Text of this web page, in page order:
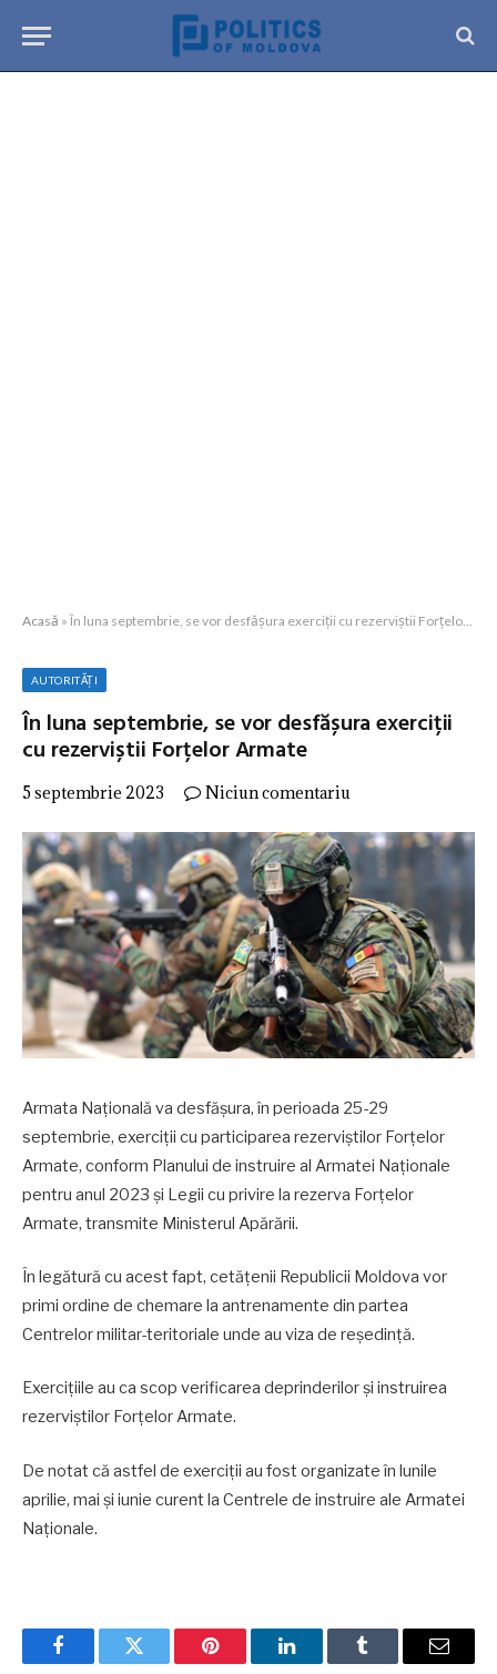
Acasă » În luna septembrie, se vor desfășura exerciții cu rezerviștii Forțelor Armate
AUTORITĂȚI
În luna septembrie, se vor desfășura exerciții
cu rezerviștii Forțelor Armate
5 septembrie 2023 Niciun comentariu
Armata Națională va desfășura, în perioada 25-29
septembrie, exerciții cu participarea rezerviștilor Forțelor
Armate, conform Planului de instruire al Armatei Naționale
pentru anul 2023 și Legii cu privire la rezerva Forțelor
Armate, transmite Ministerul Apărării.
În legătură cu acest fapt, cetățenii Republicii Moldova vor
primi ordine de chemare la antrenamente din partea
Centrelor militar-teritoriale unde au viza de reședință.
Exercițiile au ca scop verificarea deprinderilor și instruirea
rezerviștilor Forțelor Armate.
De notat că astfel de exerciții au fost organizate în lunile
aprilie, mai și iunie curent la Centrele de instruire ale Armatei
Naționale.
FacebookTwitter Pinterest LinkedInTumblr Email